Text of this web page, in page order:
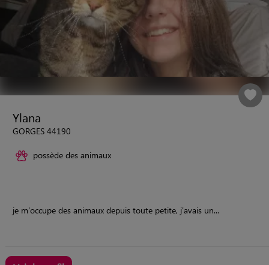
Ylana
GORGES 44190
possède des animaux
je m'occupe des animaux depuis toute petite, j'avais un...